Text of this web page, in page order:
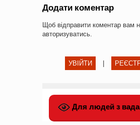
Додати коментар
Щоб відправити коментар вам
авторизуватись.
УВІЙТИ
Для людей з